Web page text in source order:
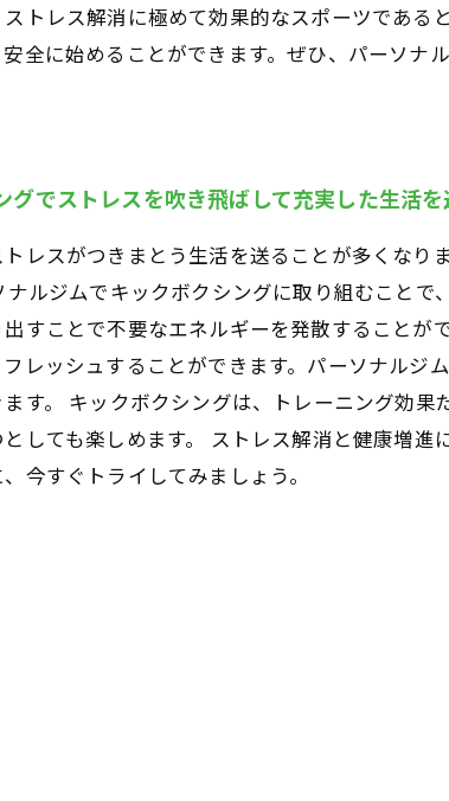
トレス解消に極めて効果的なスポーツであ
全に始めることができます。ぜひ、パーソ
グでストレスを吹き飛ばして充実した生活を
レスがつきまとう生活を送ることが多くな
ナルジムでキックボクシングに取り組むこと
すことで不要なエネルギーを発散すること
レッシュすることができます。パーソナル
す。 キックボクシングは、トレーニング効
しても楽しめます。 ストレス解消と健康増
今すぐトライしてみましょう。